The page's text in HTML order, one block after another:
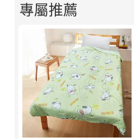
專屬推薦